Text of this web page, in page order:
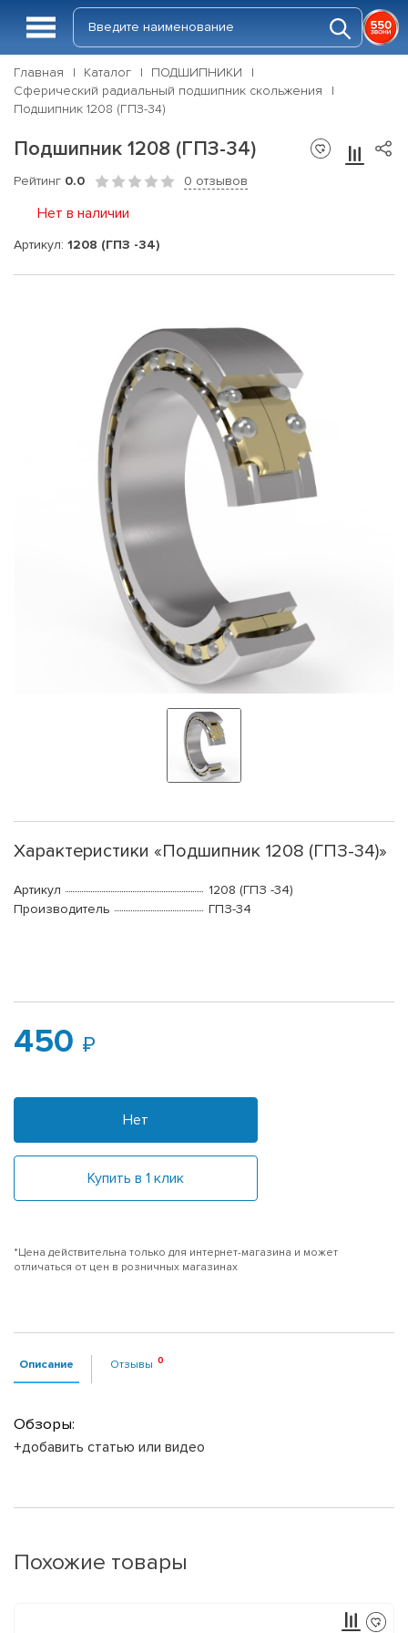
Главная Каталог
ПОДШИПНИКИ
Сферический радиальный подшипник скольжения
Подшипник 1208 (ГПЗ-34)
Подшипник 1208 (ГПЗ-34)
Рейтинг 0.0 0 отзывов
Нет в наличии
Артикул: 1208 (ГПЗ -34)
Характеристики «Подшипник 1208 (ГПЗ-34)»
Артикул
1208 (ГПЗ -34)
Производитель
ГПЗ-34
450
Нет
Купить в 1 клик
*Цена действительна только для интернет-магазина и может
отличаться от цен в розничных магазинах
Описание Отзывы
Обзоры:
+добавить статью или видео
Похожие товары